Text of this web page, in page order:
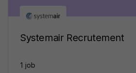
Systemair Recrutement
1 job